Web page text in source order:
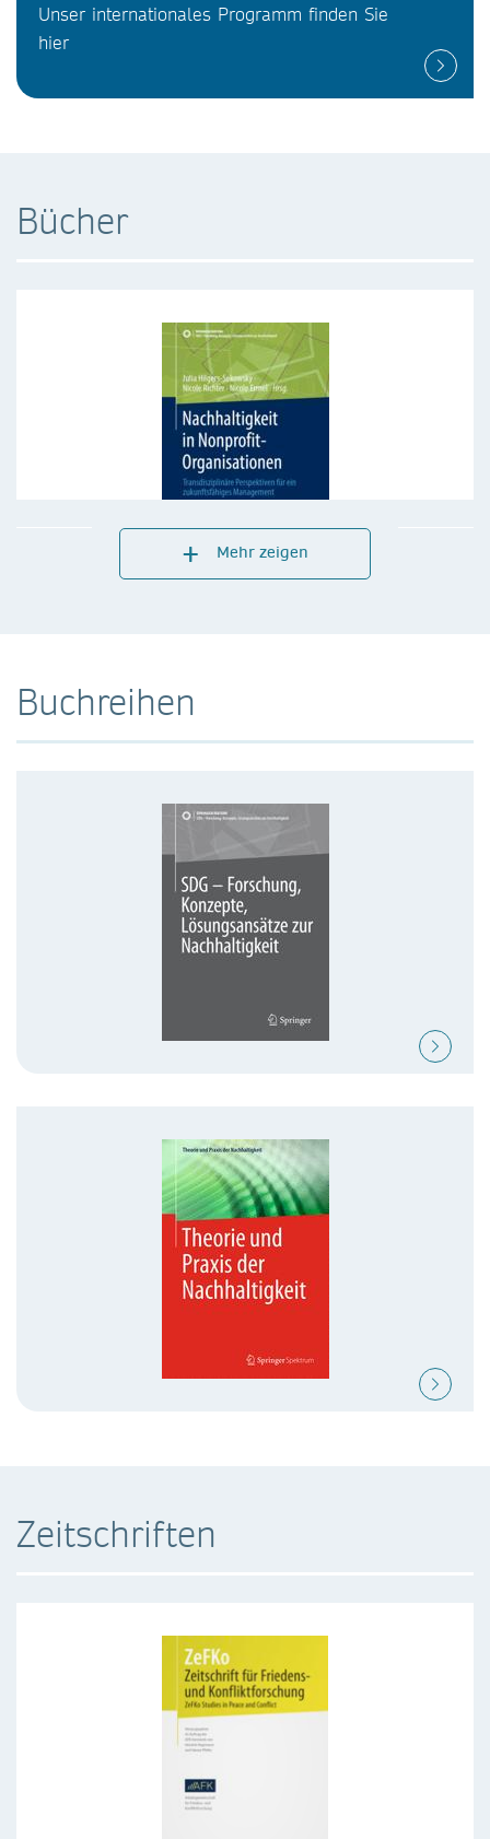
Unser internationales Programm finden Sie
hier
Bücher
Mehr zeigen
Buchreihen
Zeitschriften